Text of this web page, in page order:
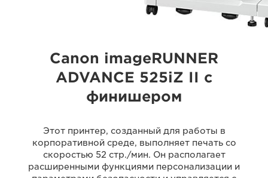
Canon imageRUNNER
ADVANCE 525iZ II с
финишером
Этот принтер, созданный для работы в
корпоративной среде, выполняет печать со
скоростью 52 стр./мин. Он располагает
расширенными функциями персонализации и